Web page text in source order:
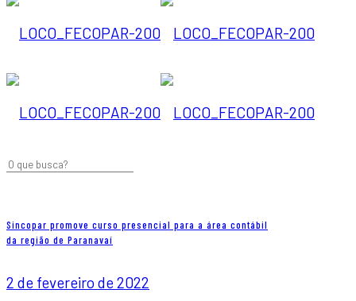
Sincopar promove curso presencial para a área contábil
da região de Paranavaí­
2 de fevereiro de 2022